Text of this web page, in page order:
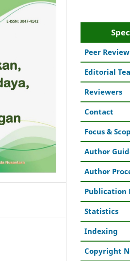
Peer
Editorial
Reviewers
Contact
Focus &
Author
Author
Publication
Statistics
Indexing
Copyright